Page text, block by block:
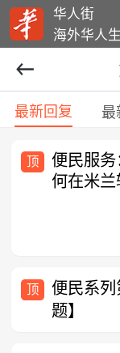
华人街
海外华人
最新回复 最
顶
便民服
何在米兰
顶
便民系
题】